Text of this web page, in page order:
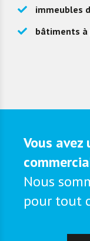
immeubles
bâtiments à
Vous
Nous
pour tout